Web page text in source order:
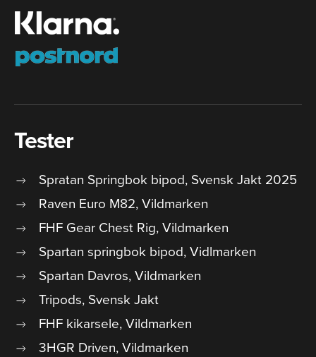
Tester
Spratan Springbok bipod, Svensk Jakt 2025
Raven Euro M82, Vildmarken
FHF Gear Chest Rig, Vildmarken
Spartan springbok bipod, Vidlmarken
Spartan Davros, Vildmarken
Tripods, Svensk Jakt
FHF kikarsele, Vildmarken
3HGR Driven, Vildmarken